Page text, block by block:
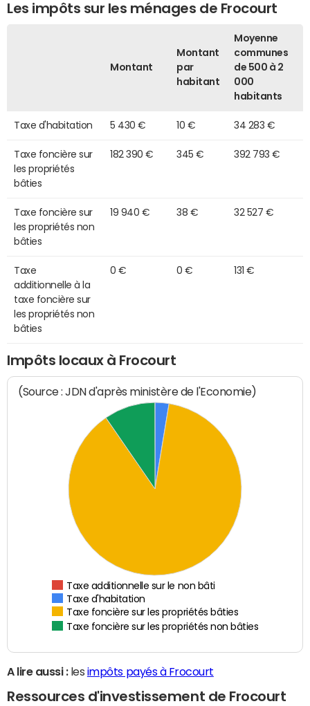
Les impôts sur les ménages de Frocourt
Montant
Montant
par
habitant
Moyenne
communes
de 500 à 2
000
habitants
Taxe d'habitation 5 430 € 10 € 34 283 €
Taxe foncière sur
les propriétés
bâties
182 390 € 345 € 392 793 €
Taxe foncière sur
les propriétés non
bâties
19 940 € 38 € 32 527 €
Taxe
additionnelle à la
taxe foncière sur
les propriétés non
bâties
0 € 0 € 131 €
Impôts locaux à Frocourt
(Source : JDN d'après ministère de l'Economie)
Taxe additionnelle sur le non bâti
Taxe d'habitation
Taxe foncière sur les propriétés bâties
Taxe foncière sur les propriétés non bâties
A lire aussi :les impôts payés à Frocourt
Ressources d'investissement de Frocourt